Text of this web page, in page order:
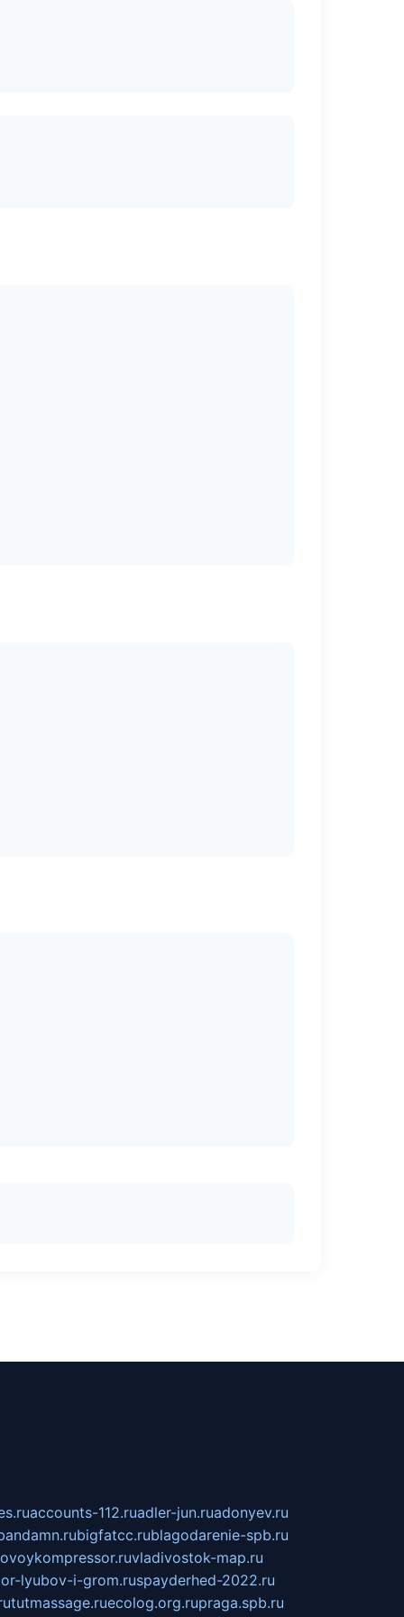
accounts-112.ruadler-jun.ruadonyev.ru
bigfatcc.rublagodarenie-spb.ru
vladivostok-map.ru
lyubov-i-grom.ruspayderhed-2022.ru
tutmassage.ruecolog.org.rupraga.spb.ru